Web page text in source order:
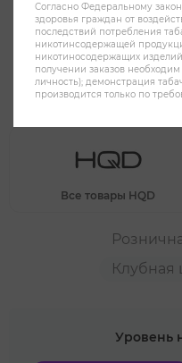
HQD Ultra
Все товары HQD
Клубная
Уровень
Согласно Федеральному
здоровья граждан от
последствий потребления
никотинсодержащей
никотиносодержащих
получении заказов
личность); демонстрация
производится только по